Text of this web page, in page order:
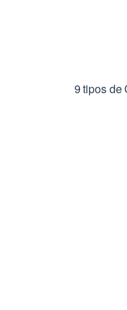
9 tipos de